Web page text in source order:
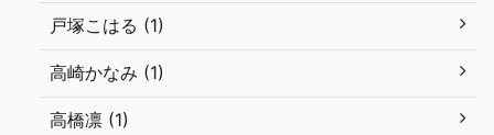
戸塚こはる (1)
高崎かなみ (1)
高橋凛 (1)